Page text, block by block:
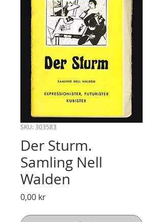
SKU: 303583
Der Sturm.
Samling Nell
Walden
0,00 krPris